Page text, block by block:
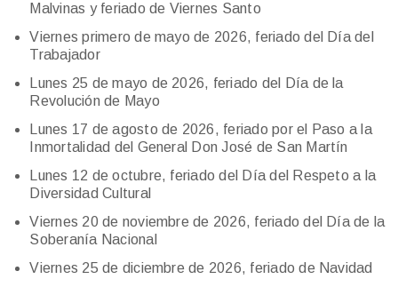
Malvinas y feriado de Viernes Santo
Viernes primero de mayo de 2026, feriado del Día del
Trabajador
Lunes 25 de mayo de 2026, feriado del Día de la
Revolución de Mayo
Lunes 17 de agosto de 2026, feriado por el Paso a la
Inmortalidad del General Don José de San Martín
Lunes 12 de octubre, feriado del Día del Respeto a la
Diversidad Cultural
Viernes 20 de noviembre de 2026, feriado del Día de la
Soberanía Nacional
Viernes 25 de diciembre de 2026, feriado de Navidad